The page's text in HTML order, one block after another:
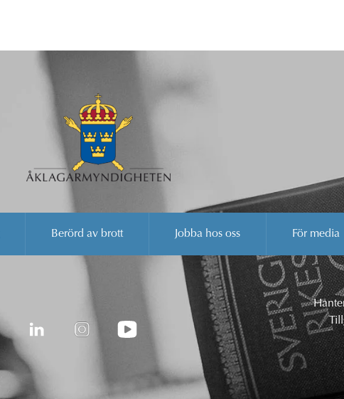
Berörd av brott Jobba hos oss För media